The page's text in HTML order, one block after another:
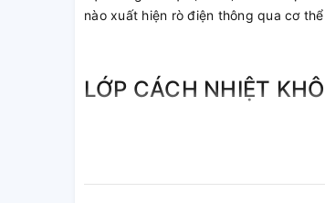
nào xuất hiện rò điện thông qua cơ
LỚP CÁCH NHIỆT
bảo giảm được sự thất thoát nhiệt và